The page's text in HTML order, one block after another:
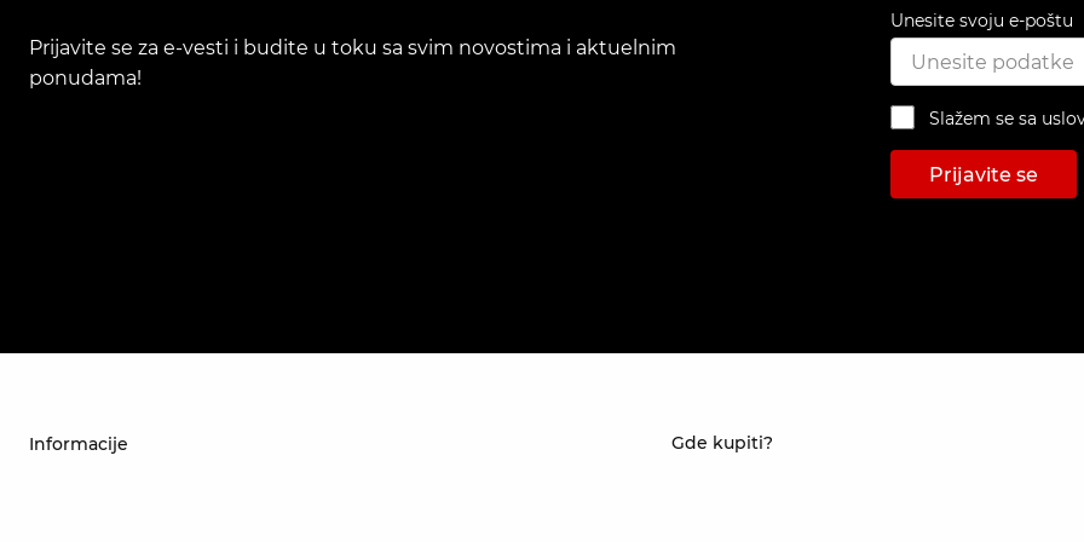
Prijavite se za e-vesti i budite u toku sa svim novostima i aktuelnim
ponudama!
Unesite svoju e-poštu
Slažem se sa
Prijavite se
Informacije Gde kupiti?